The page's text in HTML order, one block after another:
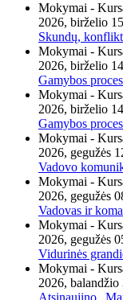
Mokymai -
2026, birželio
Skundų,
Mokymai -
2026, birželio
Gamybos
Mokymai -
2026, birželio
Gamybos
Mokymai -
2026, gegužės
Vadovo
Mokymai -
2026, gegužės
Vadovas ir
Mokymai -
2026, gegužės
Vidurinės
Mokymai -
2026, balandžio